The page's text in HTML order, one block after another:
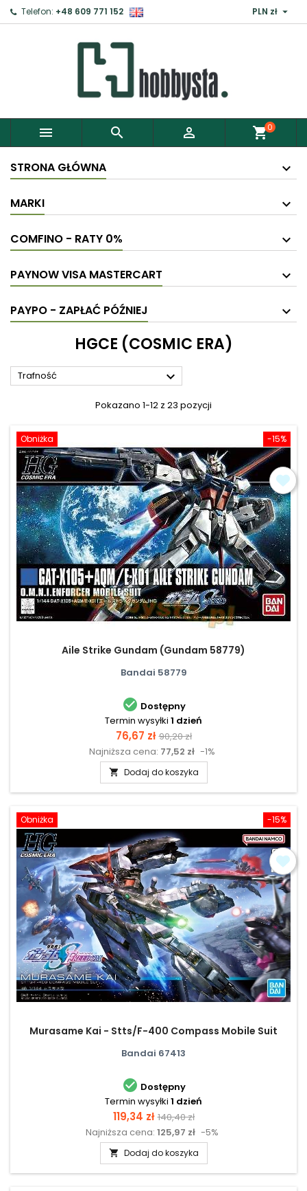
Telefon: +48 609 771 152 PLN zł 
   shopping_cart0
STRONA GŁÓWNA
MARKI
COMFINO - RATY 0%
PAYNOW VISA MASTERCART
PAYPO - ZAPŁAĆ PÓŹNIEJ
HGCE (COSMIC ERA)
Trafność 
Pokazano 1-12 z 23 pozycji
-15%
Obniżka
Aile Strike Gundam (Gundam 58779)
Bandai 58779
 Dostępny
Termin wysyłki 1 dzień
Cena
76,67 zł Cena
podstawowa
90,20 zł
Najniższa cena: 77,52 zł -1%
 Dodaj do koszyka
-15%
Obniżka
Murasame Kai - Stts/F-400 Compass Mobile Suit
Bandai 67413
 Dostępny
Termin wysyłki 1 dzień
Cena
119,34 zł Cena
podstawowa
140,40 zł
Najniższa cena: 125,97 zł -5%
 Dodaj do koszyka
Zaloguj ×
Aby zapisać produkty do Schowka, musisz się
Anuluj Zaloguj